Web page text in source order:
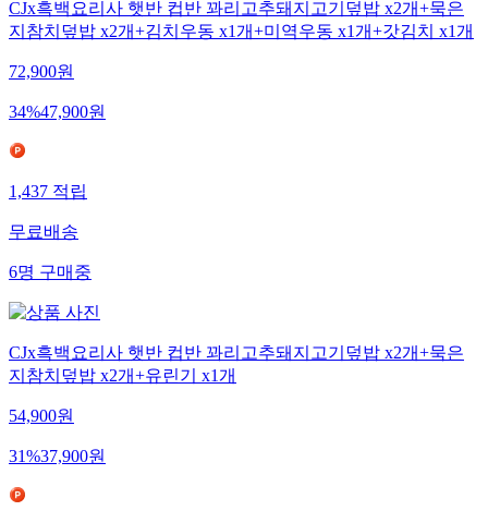
CJx흑백요리사 햇반 컵반 꽈리고추돼지고기덮밥 x2개+묵은
지참치덮밥 x2개+김치우동 x1개+미역우동 x1개+갓김치 x1개
72,900원
34%47,900원
1,437적립
무료배송
6명구매중
CJx흑백요리사 햇반 컵반 꽈리고추돼지고기덮밥 x2개+묵은
지참치덮밥 x2개+유린기 x1개
54,900원
31%37,900원